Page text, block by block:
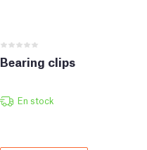
Bearing clips
En stock